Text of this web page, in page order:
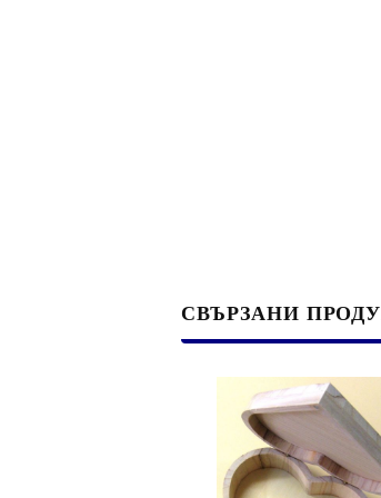
Гумирани листи, пера, шринк
MEMENTO - Dye Ink Japan
VERSAMAGIC - Chalk ink,
BRILLIANCE - Пигментно мастило
СВЪРЗАНИ